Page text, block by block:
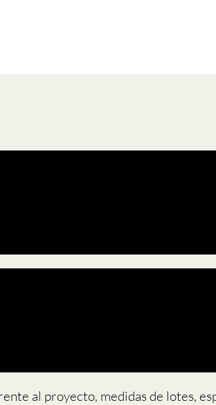
al proyecto, medidas de lotes,